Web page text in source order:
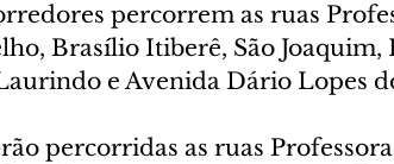
percorrem as ruas
Brasílio Itiberê, São Joaquim,
e Avenida Dário Lopes
percorridas as ruas